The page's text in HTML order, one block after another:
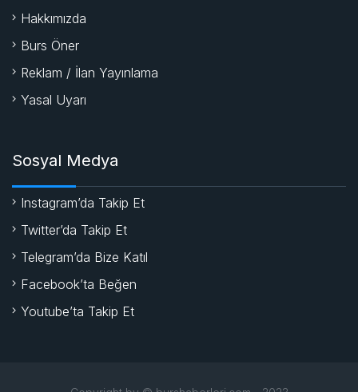
Hakkımızda
Burs Öner
Reklam / İlan Yayınlama
Yasal Uyarı
Sosyal Medya
Instagram’da Takip Et
Twitter’da Takip Et
Telegram’da Bize Katıl
Facebook’ta Beğen
Youtube’ta Takip Et